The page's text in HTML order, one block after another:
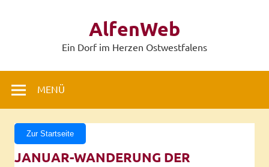
AlfenWeb
Ein Dorf im Herzen Ostwestfalens
MENÜ
Zur Startseite
JANUAR-WANDERUNG DER